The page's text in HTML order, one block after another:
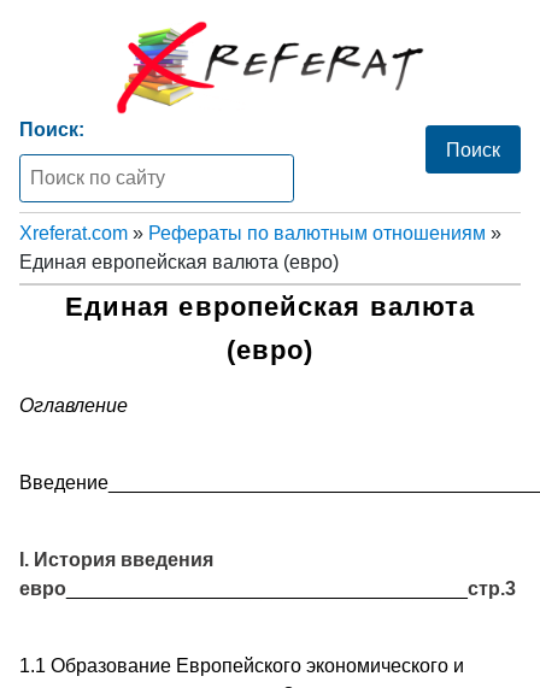
Поиск:
Xreferat.com » Рефераты по валютным отношениям »
Единая европейская валюта (евро)
Единая европейская валюта
(евро)
Оглавление
I. История введения
евро
стр.3
1.1 Образование Европейского экономического и